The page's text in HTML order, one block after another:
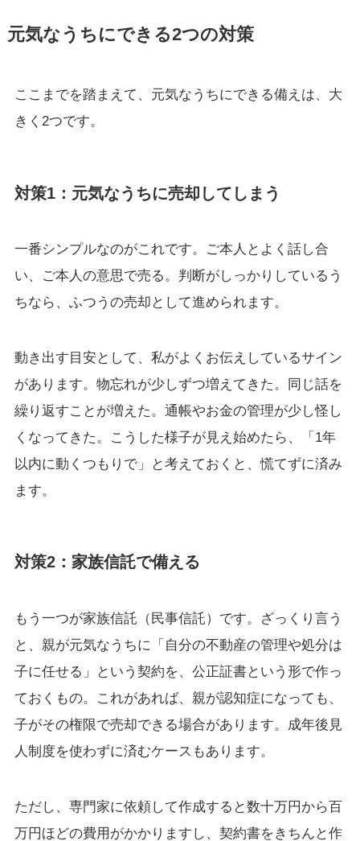
元気なうちにできる2つの対策
ここまでを踏まえて、元気なうちにできる備えは、大
きく2つです。
対策1：元気なうちに売却してしまう
一番シンプルなのがこれです。ご本人とよく話し合
い、ご本人の意思で売る。判断がしっかりしているう
ちなら、ふつうの売却として進められます。
動き出す目安として、私がよくお伝えしているサイン
があります。物忘れが少しずつ増えてきた。同じ話を
繰り返すことが増えた。通帳やお金の管理が少し怪し
くなってきた。こうした様子が見え始めたら、「1年
以内に動くつもりで」と考えておくと、慌てずに済み
ます。
対策2：家族信託で備える
もう一つが家族信託（民事信託）です。ざっくり言う
と、親が元気なうちに「自分の不動産の管理や処分は
子に任せる」という契約を、公正証書という形で作っ
ておくもの。これがあれば、親が認知症になっても、
子がその権限で売却できる場合があります。成年後見
人制度を使わずに済むケースもあります。
ただし、専門家に依頼して作成すると数十万円から百
万円ほどの費用がかかりますし、契約書をきちんと作